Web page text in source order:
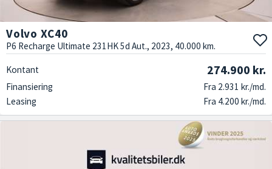
Volvo XC40
P6 Recharge Ultimate 231HK 5d Aut., 2023, 40.000 km.
Kontant 274.900 kr.
Finansiering
Fra 2.931 kr./md.
Leasing
Fra 4.200 kr./md.